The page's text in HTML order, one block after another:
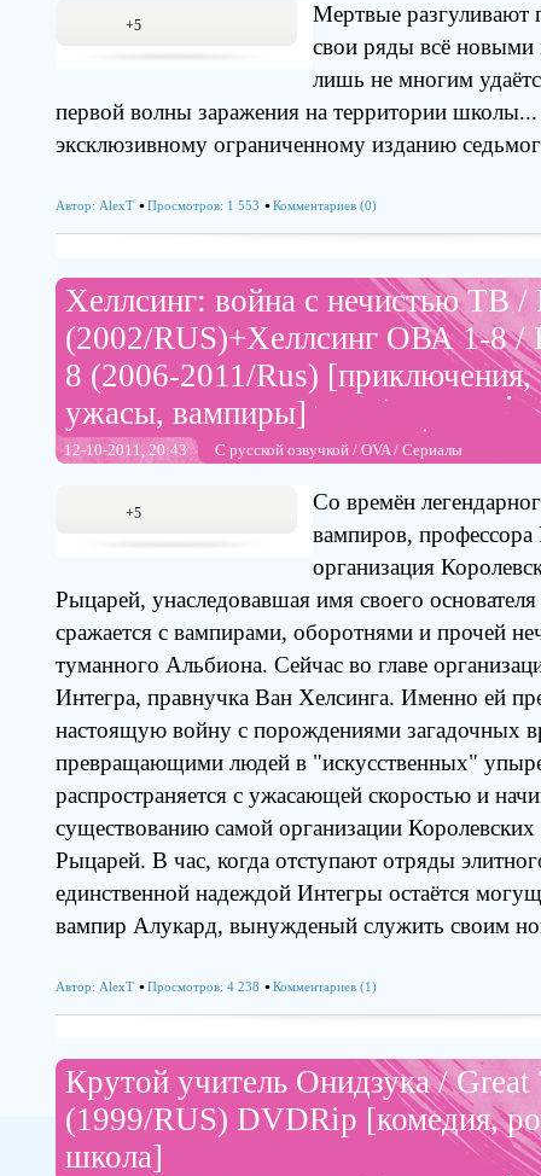
+5
Мертвые разгуливают
свои ряды всё
лишь не многим
первой волны заражения на территории
эксклюзивному ограниченному изданию
Автор: AlexT Просмотров: 1 553 Комментариев (0)
Хеллсинг: война с нечистью ТВ
(2002/RUS)+Хеллсинг ОВА 1-8 /
8 (2006-2011/Rus) [приключения,
ужасы, вампиры]
12-10-2011, 20:43 С русской озвучкой / OVA/ Сериалы
+5
Со времён
вампиров, профессора
организация
Рыцарей, унаследовавшая имя своего
сражается с вампирами, оборотнями и прочей
туманного Альбиона. Сейчас во главе
Интегра, правнучка Ван Хелсинга. Именно ей
настоящую войну с порождениями загадочных
превращающими людей в "искусственных"
распространяется с ужасающей скоростью и
существованию самой организации Королевских
Рыцарей. В час, когда отступают отряды
единственной надеждой Интегры остаётся
вампир Алукард, вынужденый служить своим
Автор: AlexT Просмотров: 4 238 Комментариев (1)
Крутой учитель Онидзука /
(1999/RUS) DVDRip [комедия,
школа]